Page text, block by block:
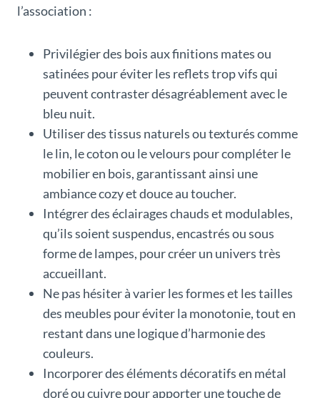
l’association :
Privilégier des bois aux finitions mates ou
satinées pour éviter les reflets trop vifs qui
peuvent contraster désagréablement avec le
bleu nuit.
Utiliser des tissus naturels ou texturés comme
le lin, le coton ou le velours pour compléter le
mobilier en bois, garantissant ainsi une
ambiance cozy et douce au toucher.
Intégrer des éclairages chauds et modulables,
qu’ils soient suspendus, encastrés ou sous
forme de lampes, pour créer un univers très
accueillant.
Ne pas hésiter à varier les formes et les tailles
des meubles pour éviter la monotonie, tout en
restant dans une logique d’harmonie des
couleurs.
Incorporer des éléments décoratifs en métal
doré ou cuivre pour apporter une touche de